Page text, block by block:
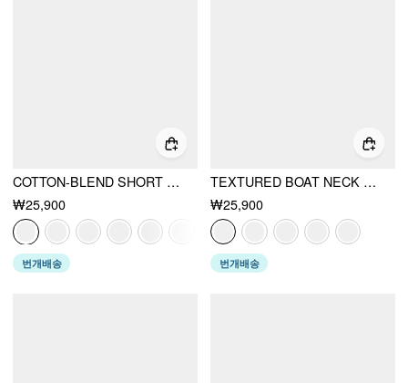
COTTON-BLEND SHORT SLEEVE RUFFLED HEM TEE
₩25,900
번개배송
TEXTURED BOAT NECK BUTTON UP LETTUCE TRIM SHORT SLEEVE TOP
₩25,900
번개배송